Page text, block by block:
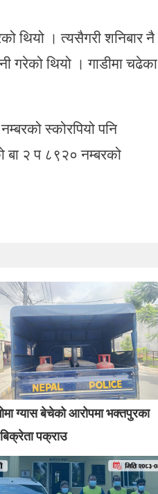
थियो । त्यसैगरी शनिबार नै
गरेको थियो । गाडीमा चढेका
स्कोरपियो पनि
बा २ प ८९२० नम्बरको
ग्यास बेचेको आरोपमा भक्तपुरका
पक्राउ